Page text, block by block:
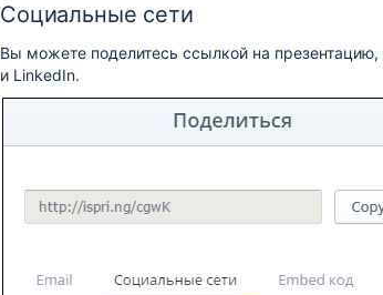
Социальные сети
Вы можете поделитесь ссылкой на
и LinkedIn.